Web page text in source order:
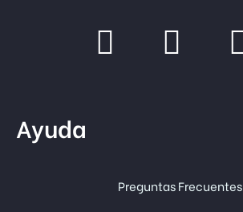
Ayuda
Preguntas Frecuentes